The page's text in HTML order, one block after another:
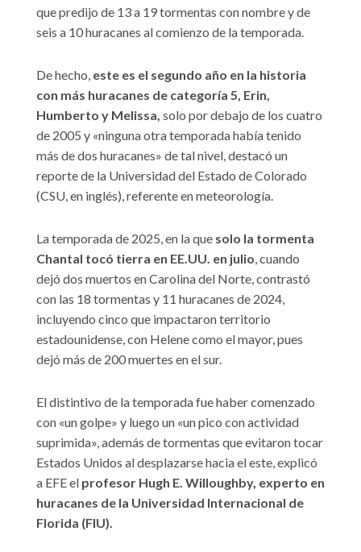
que predijo de 13 a 19 tormentas con nombre y de
seis a 10 huracanes al comienzo de la temporada.
De hecho, este es el segundo año en la historia
con más huracanes de categoría 5, Erin,
Humberto y Melissa, solo por debajo de los cuatro
de 2005 y «ninguna otra temporada había tenido
más de dos huracanes» de tal nivel, destacó un
reporte de la Universidad del Estado de Colorado
(CSU, en inglés), referente en meteorología.
La temporada de 2025, en la que solo la tormenta
Chantal tocó tierra en EE.UU. en julio , cuando
dejó dos muertos en Carolina del Norte, contrastó
con las 18 tormentas y 11 huracanes de 2024,
incluyendo cinco que impactaron territorio
estadounidense, con Helene como el mayor, pues
dejó más de 200 muertes en el sur.
El distintivo de la temporada fue haber comenzado
con «un golpe» y luego un «un pico con actividad
suprimida», además de tormentas que evitaron tocar
Estados Unidos al desplazarse hacia el este, explicó
a EFE el profesor Hugh E. Willoughby, experto en
huracanes de la Universidad Internacional de
Florida (FIU).